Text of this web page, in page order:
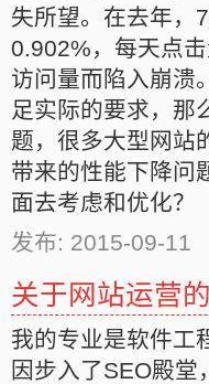
失所望。在去年，
0.902%，每天点
访问量而陷入崩溃
足实际的要求，那
题，很多大型网站
带来的性能下降问
面去考虑和优化？
发布: 2015-09-
关于网站运营
我的专业是软件工
因步入了SEO殿